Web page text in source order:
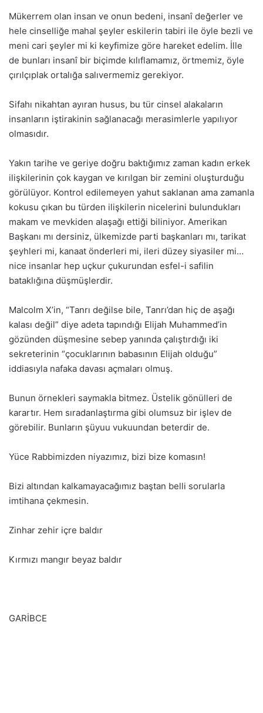
Mükerrem olan insan ve onun bedeni, insanî değerler ve
hele cinselliğe mahal şeyler eskilerin tabiri ile öyle bezli ve
meni cari şeyler mi ki keyfimize göre hareket edelim. İlle
de bunları insanî bir biçimde kılıflamamız, örtmemiz, öyle
çırılçıplak ortalığa salıvermemiz gerekiyor.
Sifahı nikahtan ayıran husus, bu tür cinsel alakaların
insanların iştirakinin sağlanacağı merasimlerle yapılıyor
olmasıdır.
Yakın tarihe ve geriye doğru baktığımız zaman kadın erkek
ilişkilerinin çok kaygan ve kırılgan bir zemini oluşturduğu
görülüyor. Kontrol edilemeyen yahut saklanan ama zamanla
kokusu çıkan bu türden ilişkilerin nicelerini bulundukları
makam ve mevkiden alaşağı ettiği biliniyor. Amerikan
Başkanı mı dersiniz, ülkemizde parti başkanları mı, tarikat
şeyhleri mi, kanaat önderleri mi, ileri düzey siyasiler mi…
nice insanlar hep uçkur çukurundan esfel-i safilin
bataklığına düşmüşlerdir.
Malcolm X’in, “Tanrı değilse bile, Tanrı’dan hiç de aşağı
kalası değil” diye adeta tapındığı Elijah Muhammed’in
gözünden düşmesine sebep yanında çalıştırdığı iki
sekreterinin “çocuklarının babasının Elijah olduğu”
iddiasıyla nafaka davası açmaları olmuş.
Bunun örnekleri saymakla bitmez. Üstelik gönülleri de
karartır. Hem sıradanlaştırma gibi olumsuz bir işlev de
görebilir. Bunların şüyuu vukuundan beterdir de.
Yüce Rabbimizden niyazımız, bizi bize komasın!
Bizi altından kalkamayacağımız baştan belli sorularla
imtihana çekmesin.
Zinhar zehir içre baldır
Kırmızı mangır beyaz baldır
GARİBCE